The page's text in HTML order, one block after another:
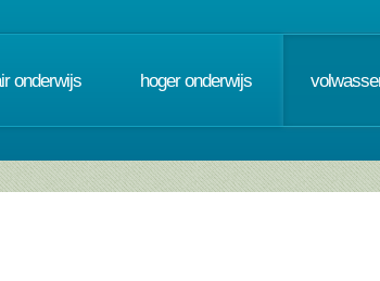
onderwijs hoger onderwijs